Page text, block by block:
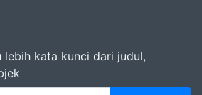
lebih kata kunci dari judul,